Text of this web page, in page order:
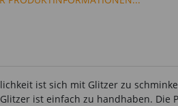
ist sich mit Glitzer zu
ist einfach zu handhaben.